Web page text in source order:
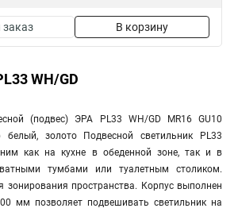
В корзину
WH/GD
(подвес) ЭРА PL33 WH/GD MR16 GU10
белый, золото Подвесной светильник PL33
как на кухне в обеденной зоне, так и в
тумбами или туалетным столиком.
зонирования пространства. Корпус выполнен
мм позволяет подвешивать светильник на